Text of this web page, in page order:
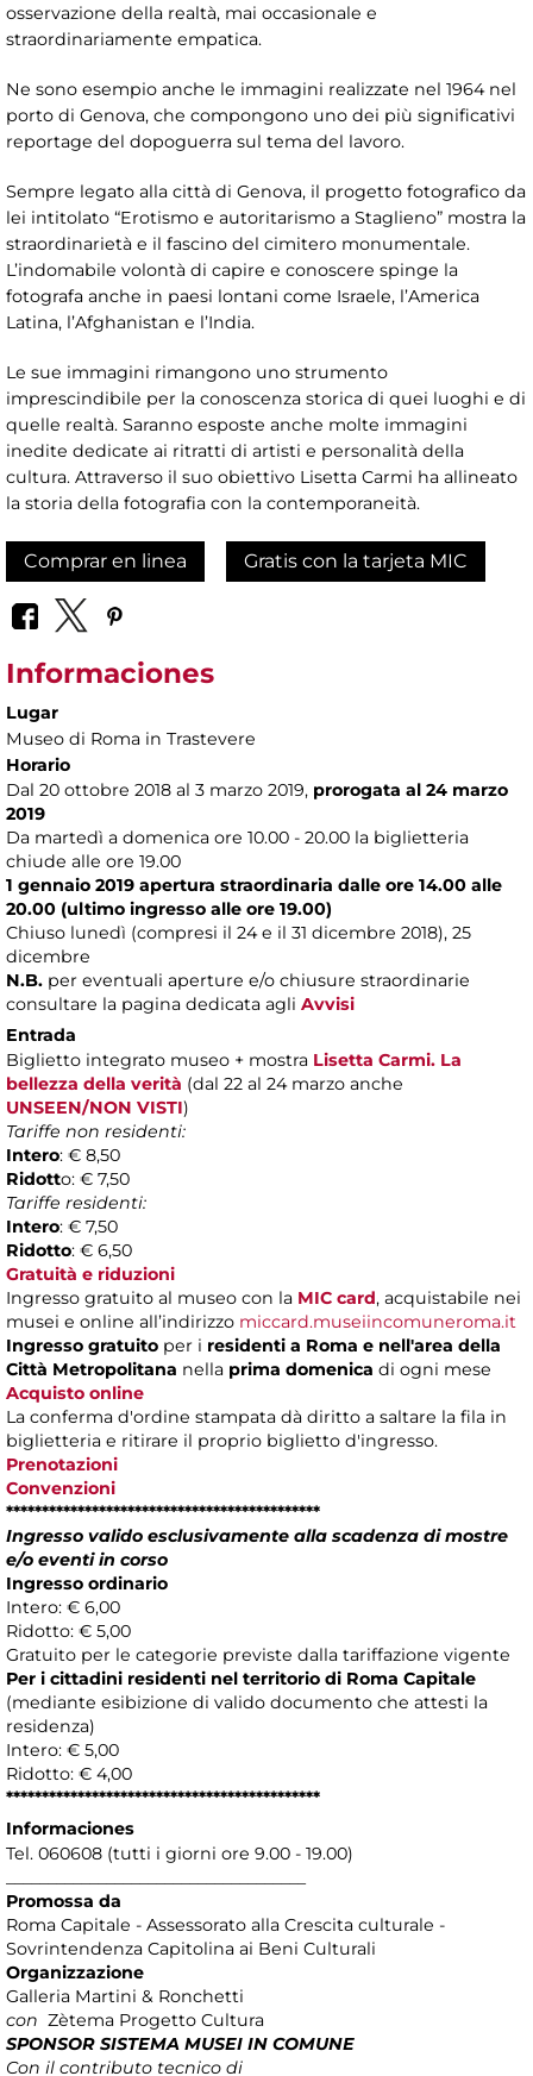
osservazione della realtà, mai occasionale e
straordinariamente empatica.
Ne sono esempio anche le immagini realizzate nel 1964 nel
porto di Genova, che compongono uno dei più significativi
reportage del dopoguerra sul tema del lavoro.
Sempre legato alla città di Genova, il progetto fotografico da
lei intitolato “Erotismo e autoritarismo a Staglieno” mostra la
straordinarietà e il fascino del cimitero monumentale.
L’indomabile volontà di capire e conoscere spinge la
fotografa anche in paesi lontani come Israele, l’America
Latina, l’Afghanistan e l’India.
Le sue immagini rimangono uno strumento
imprescindibile per la conoscenza storica di quei luoghi e di
quelle realtà. Saranno esposte anche molte immagini
inedite dedicate ai ritratti di artisti e personalità della
cultura. Attraverso il suo obiettivo Lisetta Carmi ha allineato
la storia della fotografia con la contemporaneità.
Comprar en linea Gratis con la tarjeta MIC
Informaciones
Lugar
Museo di Roma in Trastevere
Horario
Dal 20 ottobre 2018 al 3 marzo 2019, prorogata al 24 marzo
2019
Da martedì a domenica ore 10.00 - 20.00 la biglietteria
chiude alle ore 19.00
1 gennaio 2019 apertura straordinaria dalle ore 14.00 alle
20.00 (ultimo ingresso alle ore 19.00)
Chiuso lunedì (compresi il 24 e il 31 dicembre 2018), 25
dicembre
N.B. per eventuali aperture e/o chiusure straordinarie
consultare la pagina dedicata agli Avvisi
Entrada
Biglietto integrato museo + mostra Lisetta Carmi. La
bellezza della verità (dal 22 al 24 marzo anche
UNSEEN/NON VISTI)
Tariffe non residenti:
Intero: € 8,50
Ridotto: € 7,50
Tariffe residenti:
Intero: € 7,50
Ridotto: € 6,50
Gratuità e riduzioni
Ingresso gratuito al museo con la MIC card, acquistabile nei
musei e online all’indirizzo miccard.museiincomuneroma.it
Ingresso gratuito per i residenti a Roma e nell'area della
Città Metropolitana nella prima domenica di ogni mese
Acquisto online
La conferma d'ordine stampata dà diritto a saltare la fila in
biglietteria e ritirare il proprio biglietto d'ingresso.
Prenotazioni
Convenzioni
********************************************
Ingresso valido esclusivamente alla scadenza di mostre
e/o eventi in corso
Ingresso ordinario
Intero: € 6,00
Ridotto: € 5,00
Gratuito per le categorie previste dalla tariffazione vigente
Per i cittadini residenti nel territorio di Roma Capitale
(mediante esibizione di valido documento che attesti la
residenza)
Intero: € 5,00
Ridotto: € 4,00
********************************************
Informaciones
Tel. 060608 (tutti i giorni ore 9.00 - 19.00)
Promossa da
Roma Capitale - Assessorato alla Crescita culturale -
Sovrintendenza Capitolina ai Beni Culturali
Organizzazione
Galleria Martini & Ronchetti
con Zètema Progetto Cultura
SPONSOR SISTEMA MUSEI IN COMUNE
Con il contributo tecnico di